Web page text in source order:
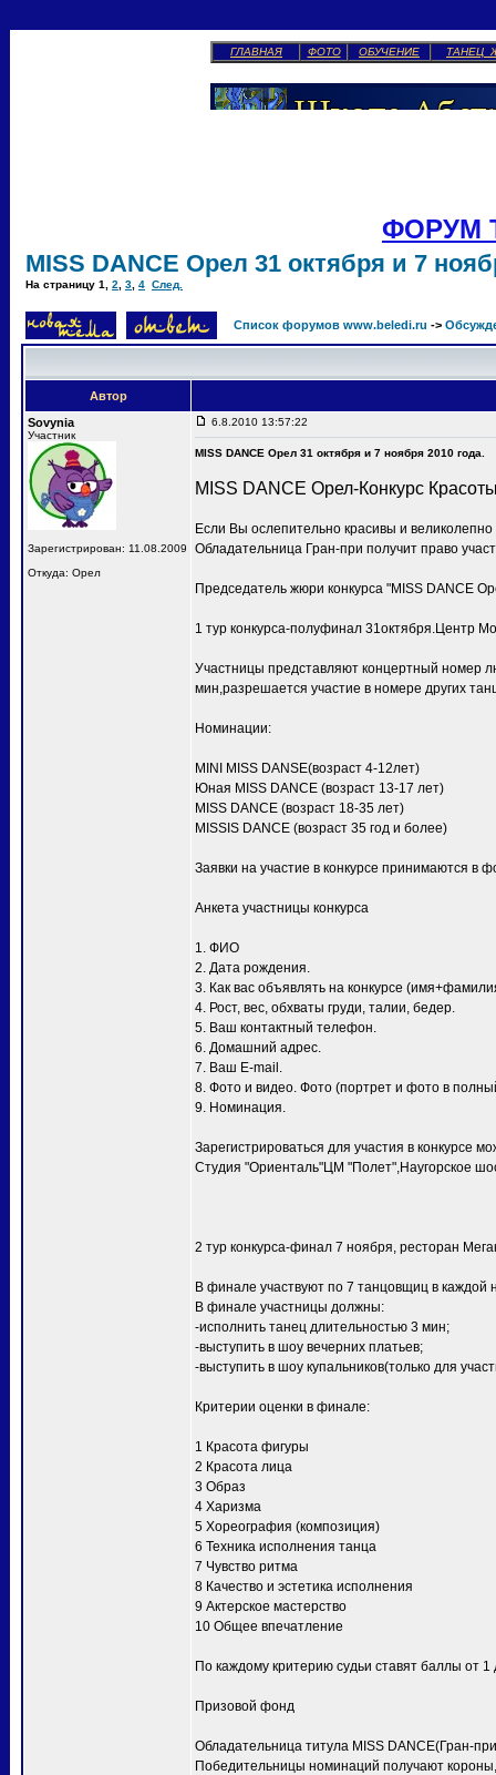
ГЛАВНАЯ ФОТО ОБУЧЕНИЕ ТАНЕЦ
ФОРУМ
MISS DANCE Орел 31 октября и 7
На страницу 1 2 3 4 След.
Список форумов www.beledi.ru ->
Автор
Sovynia
Участник
Зарегистрирован: 11.08.2009
Откуда: Орел
6.8.2010 13:57:22
MISS DANCE Орел 31 октября и 7 ноября 2010 года.
MISS DANCE Орел-Конкурс
Если Вы ослепительно красивы и
Обладательница Гран-при получит право
Председатель жюри конкурса "MISS DANCE
1 тур конкурса-полуфинал 31октября.Центр
Участницы представляют концертный номер
мин,разрешается участие в номере других
Номинации:
MINI MISS DANSE(возраст 4-12лет)
Юная MISS DANCE (возраст 13-17 лет)
MISS DANCE (возраст 18-35 лет)
MISSIS DANCE (возраст 35 год и более)
Заявки на участие в конкурсе принимаются в
Анкета участницы конкурса
1. ФИО
2. Дата рождения.
3. Как вас объявлять на конкурсе
4. Рост, вес, обхваты груди, талии, бедер.
5. Ваш контактный телефон.
6. Домашний адрес.
7. Ваш E-mail.
8. Фото и видео. Фото (портрет и фото в
9. Номинация.
Зарегистрироваться для участия в конкурсе
Студия "Ориенталь"ЦМ "Полет",Наугорское
2 тур конкурса-финал 7 ноября, ресторан
В финале участвуют по 7 танцовщиц в каждой
В финале участницы должны:
-исполнить танец длительностью 3 мин;
-выступить в шоу вечерних платьев;
-выступить в шоу купальников(только для
Критерии оценки в финале:
1 Красота фигуры
2 Красота лица
3 Образ
4 Харизма
5 Хореография (композиция)
6 Техника исполнения танца
7 Чувство ритма
8 Качество и эстетика исполнения
9 Актерское мастерство
10 Общее впечатление
По каждому критерию судьи ставят баллы от
Призовой фонд
Обладательница титула MISS DANCE(Гран-
Победительницы номинаций получают